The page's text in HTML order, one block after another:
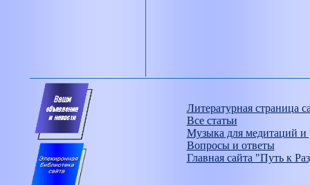
Литературная страница
Все статьи
Музыка для медитаций и
Вопросы и ответы
Главная сайта "Путь к